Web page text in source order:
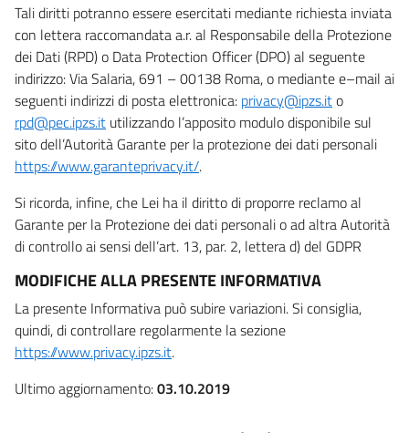
Tali diritti potranno essere esercitati mediante richiesta inviata
con lettera raccomandata a.r. al Responsabile della Protezione
dei Dati (RPD) o Data Protection Officer (DPO) al seguente
indirizzo: Via Salaria, 691 – 00138 Roma, o mediante e–mail ai
seguenti indirizzi di posta elettronica: privacy@ipzs.ito
rpd@pec.ipzs.it utilizzando l’apposito modulo disponibile sul
sito dell’Autorità Garante per la protezione dei dati personali
https://www.garanteprivacy.it/.
Si ricorda, infine, che Lei ha il diritto di proporre reclamo al
Garante per la Protezione dei dati personali o ad altra Autorità
di controllo ai sensi dell’art. 13, par. 2, lettera d) del GDPR
MODIFICHE ALLA PRESENTE INFORMATIVA
La presente Informativa può subire variazioni. Si consiglia,
quindi, di controllare regolarmente la sezione
https://www.privacy.ipzs.it.
Ultimo aggiornamento:03.10.2019